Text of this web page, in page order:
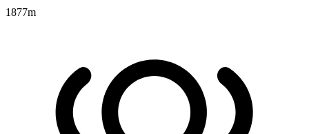
1877m